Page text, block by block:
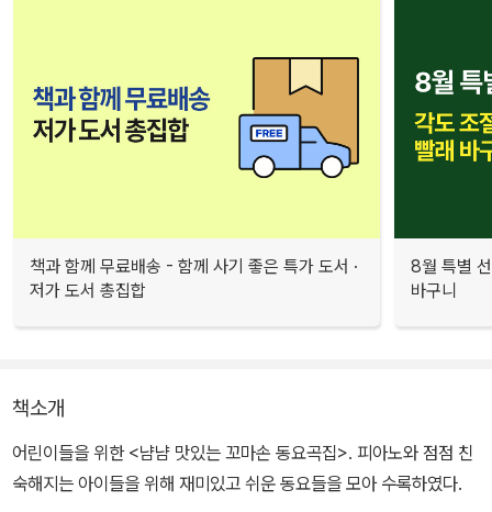
책과 함께 무료배송 - 함께 사기 좋은 특가 도서 ·
저가 도서 총집합
8월 특별
바구니
책소개
어린이들을 위한 <냠냠 맛있는 꼬마손 동요곡집>. 피아노와 점점 친
숙해지는 아이들을 위해 재미있고 쉬운 동요들을 모아 수록하였다.